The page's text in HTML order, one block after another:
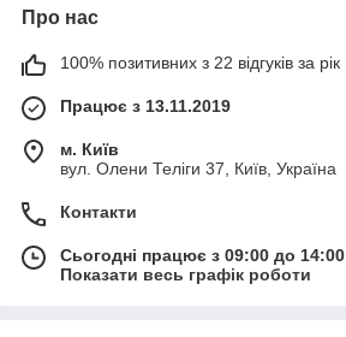
Про нас
100% позитивних з 22 відгуків за рік
Працює з 13.11.2019
м. Київ
вул. Олени Теліги 37, Київ, Україна
Контакти
Сьогодні працює з 09:00 до 14:00
Показати весь графік роботи